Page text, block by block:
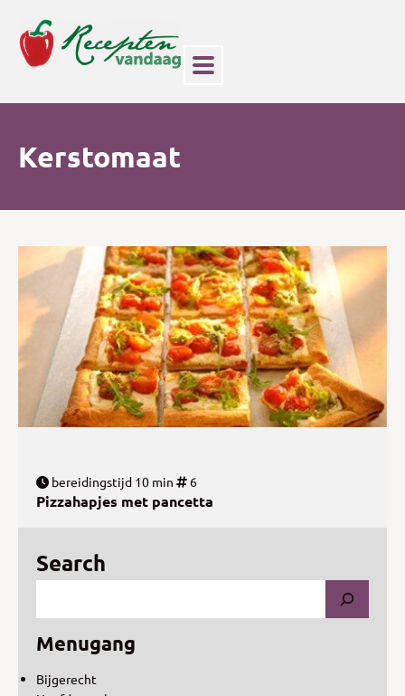
Kerstomaat
bereidingstijd 10 min 6
Pizzahapjes met pancetta
Search
Menugang
Bijgerecht